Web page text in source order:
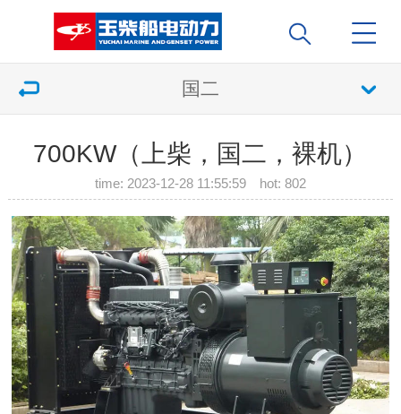
国二
700KW（上柴，国二，裸机）
time: 2023-12-28 11:55:59 hot: 802